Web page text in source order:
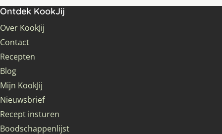
Ontdek KookJij
Over KookJij
Contact
Recepten
Blog
Mijn KookJij
Nieuwsbrief
Recept insturen
Boodschappenlijst